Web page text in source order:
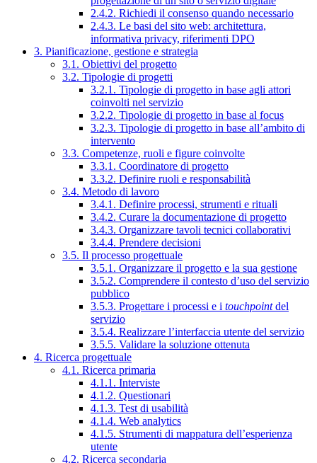
2.4.2. Richiedi il consenso quando necessario
2.4.3. Le basi del sito web: architettura,
informativa privacy, riferimenti DPO
3. Pianificazione, gestione e strategia
3.1. Obiettivi del progetto
3.2. Tipologie di progetti
3.2.1. Tipologie di progetto in base agli attori
coinvolti nel servizio
3.2.2. Tipologie di progetto in base al focus
3.2.3. Tipologie di progetto in base all’ambito di
intervento
3.3. Competenze, ruoli e figure coinvolte
3.3.1. Coordinatore di progetto
3.3.2. Definire ruoli e responsabilità
3.4. Metodo di lavoro
3.4.1. Definire processi, strumenti e rituali
3.4.2. Curare la documentazione di progetto
3.4.3. Organizzare tavoli tecnici collaborativi
3.4.4. Prendere decisioni
3.5. Il processo progettuale
3.5.1. Organizzare il progetto e la sua gestione
3.5.2. Comprendere il contesto d’uso del servizio
pubblico
3.5.3. Progettare i processi e i touchpointdel
servizio
3.5.4. Realizzare l’interfaccia utente del servizio
3.5.5. Validare la soluzione ottenuta
4. Ricerca progettuale
4.1. Ricerca primaria
4.1.1. Interviste
4.1.2. Questionari
4.1.3. Test di usabilità
4.1.4. Web analytics
4.1.5. Strumenti di mappatura dell’esperienza
utente
4.2. Ricerca secondaria